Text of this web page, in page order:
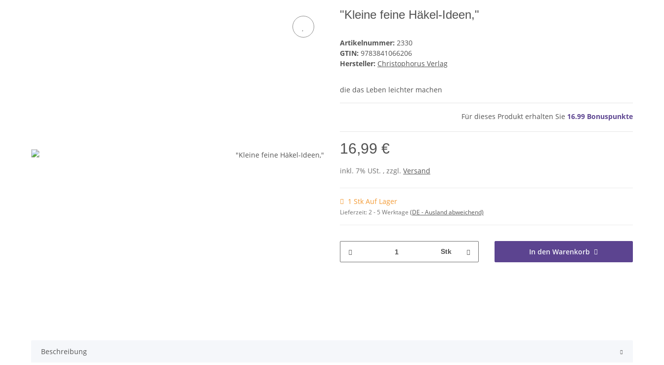
"Kleine feine Häkel-Ideen,"
Artikelnummer: 2330
GTIN: 9783841066206
Hersteller: Christophorus Verlag
die das Leben leichter machen
Für dieses Produkt erhalten Sie 16.99 Bonuspunkte
16,99 €
inkl. 7% USt. , zzgl. Versand
1 Stk Auf Lager
Lieferzeit:2 - 5 Werktage (DE - Ausland abweichend)
Stk In den Warenkorb
Beschreibung